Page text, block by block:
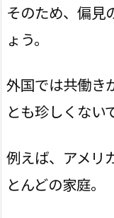
そのため、偏見
ょう。
外国では共働き
とも珍しくない
例えば、アメリ
とんどの家庭。